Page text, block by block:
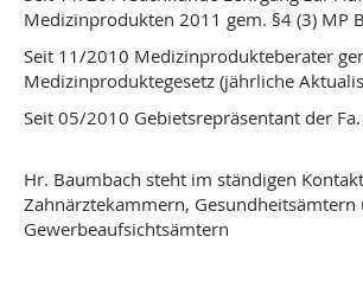
Medizinprodukten 2011 gem. §4 (3) MP
Seit 11/2010 Medizinprodukteberater
Medizinproduktegesetz (jährliche
Seit 05/2010 Gebietsrepräsentant der Fa.
Hr. Baumbach steht im ständigen
Zahnärztekammern, Gesundheitsämtern
Gewerbeaufsichtsämtern